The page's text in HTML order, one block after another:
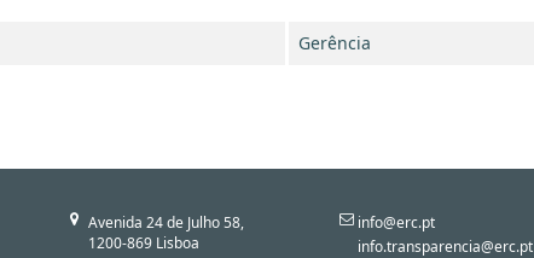
Gerência
Avenida 24 de Julho 58,
1200-869 Lisboa
info@erc.pt
info.transparencia@erc.pt